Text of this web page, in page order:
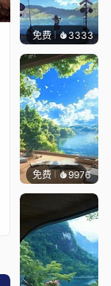
免费 3333星梦
免费 9976叮叮